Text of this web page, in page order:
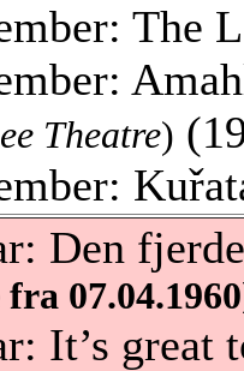
The
Theatre)
Den
It’s great